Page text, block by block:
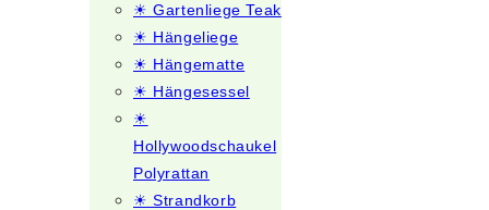
☀ Gartenliege Teak
☀ Hängeliege
☀ Hängematte
☀ Hängesessel
☀
Hollywoodschaukel
Polyrattan
☀ Strandkorb